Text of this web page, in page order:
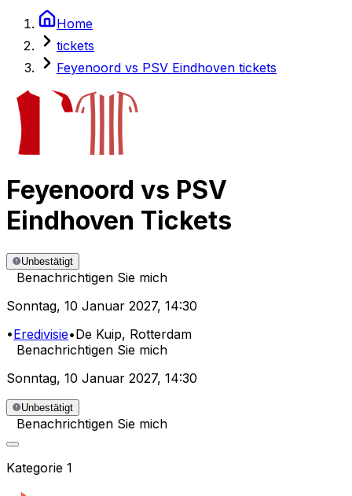
Home
tickets
Feyenoord vs PSV Eindhoven tickets
Feyenoord vs PSV
Eindhoven Tickets
Unbestätigt
Benachrichtigen Sie mich
Sonntag, 10 Januar 2027, 14:30
•Eredivisie•De Kuip, Rotterdam
Benachrichtigen Sie mich
Sonntag, 10 Januar 2027, 14:30
Unbestätigt
Benachrichtigen Sie mich
Kategorie 1